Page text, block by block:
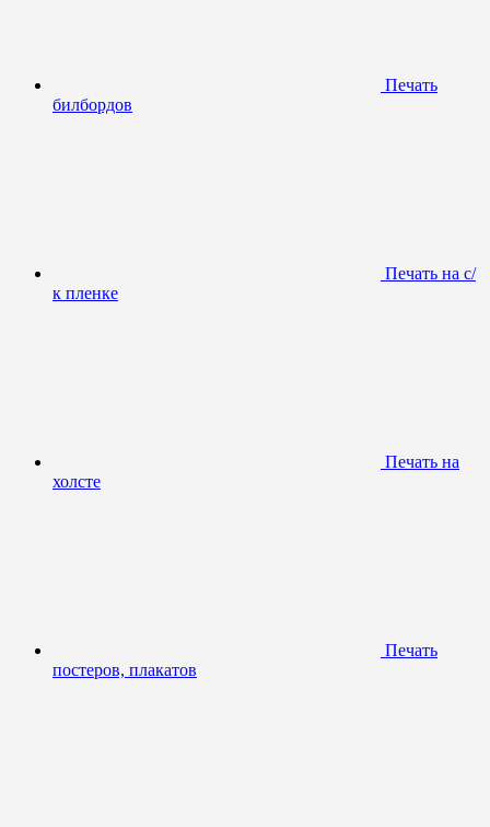
Печать
билбордов
Печать на с/
к пленке
Печать на
холсте
Печать
постеров, плакатов